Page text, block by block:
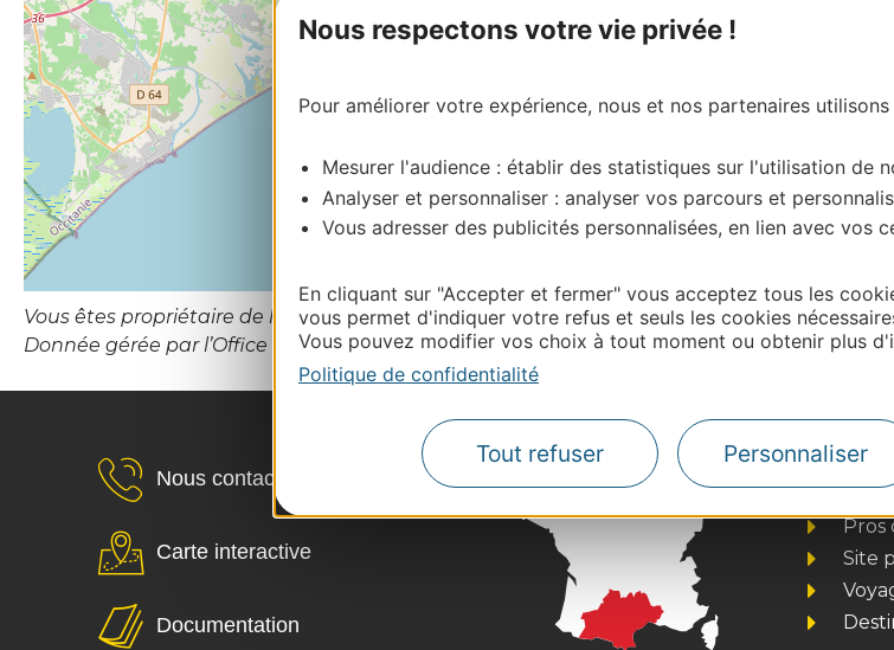
Nous respectons votre vie privée !
Pour améliorer votre expérience, nous et nos partenaires
Mesurer l'audience : établir des statistiques sur l'utilisation de
Analyser et personnaliser : analyser vos parcours et
Vous adresser des publicités personnalisées, en lien avec vos
En cliquant sur "Accepter et fermer" vous acceptez tous les
vous permet d'indiquer votre refus et seuls les cookies
Vous pouvez modifier vos choix à tout moment ou obtenir plus
Politique de confidentialité
Tout refuser Personnaliser
Vous êtes propriétaire de l’établissement ou le gestionnaire de cette activité?
Donnée gérée par l’Office de Tourisme Cap d’Agde Méditerranée.
Nous contacter
Carte interactive
Documentation
Pros
Site